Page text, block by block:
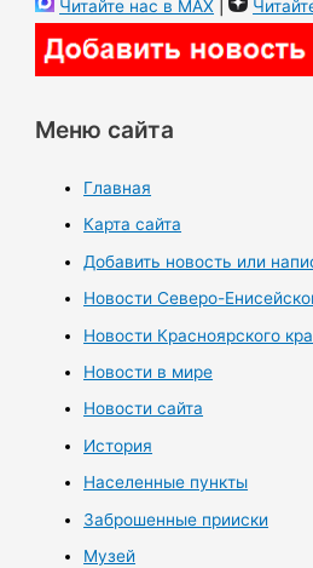
Читайте нас в MAX |
Меню сайта
Главная
Карта сайта
Добавить новость или
Новости Северо-
Новости Красноярского
Новости в мире
Новости сайта
История
Населенные пункты
Заброшенные прииски
Музей